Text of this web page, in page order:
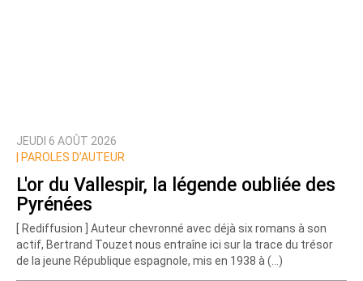
Prévenez-moi de tous les nouveaux commentaires
JEUDI 6 AOÛT 2026
PAROLES D’AUTEUR
L'or du Vallespir, la légende oubliée des
Pyrénées
[ Rediffusion ] Auteur chevronné avec déjà six romans à son
actif, Bertrand Touzet nous entraîne ici sur la trace du trésor
de la jeune République espagnole, mis en 1938 à (…)